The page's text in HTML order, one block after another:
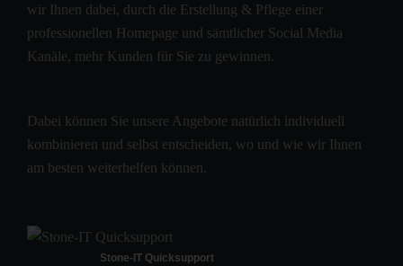
wir Ihnen dabei, durch die Erstellung & Pflege einer
professionellen Homepage und sämtlicher Social Media
Kanäle, mehr Kunden für Sie zu gewinnen.
Dabei können Sie unsere Angebote natürlich individuell
kombinieren und selbst entscheiden, wo und wie wir Ihnen
am besten weiterhelfen können.
Stone-IT Quicksupport